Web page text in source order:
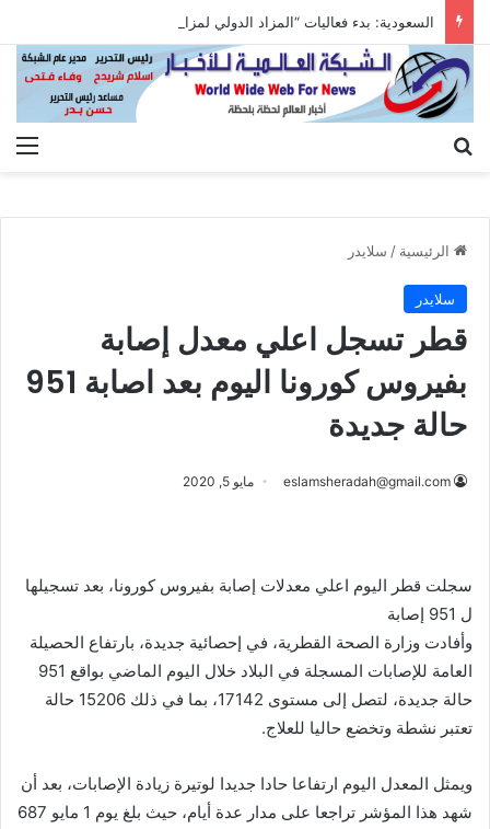
السعودية: بدء فعاليات “المزاد الدولي لمزارع إنتاج الصقور 2026”
الرئيسية / سلايدر
سلايدر
قطر تسجل اعلي معدل إصابة
بفيروس كورونا اليوم بعد اصابة 951
حالة جديدة
eslamsheradah@gmail.com مايو 5, 2020
سجلت قطر اليوم اعلي معدلات إصابة بفيروس كورونا، بعد تسجيلها
ل 951 إصابة
وأفادت وزارة الصحة القطرية، في إحصائية جديدة، بارتفاع الحصيلة
العامة للإصابات المسجلة في البلاد خلال اليوم الماضي بواقع 951
حالة جديدة، لتصل إلى مستوى 17142، بما في ذلك 15206 حالة
تعتبر نشطة وتخضع حاليا للعلاج.
ويمثل المعدل اليوم ارتفاعا حادا جديدا لوتيرة زيادة الإصابات، بعد أن
شهد هذا المؤشر تراجعا على مدار عدة أيام، حيث بلغ يوم 1 مايو 687